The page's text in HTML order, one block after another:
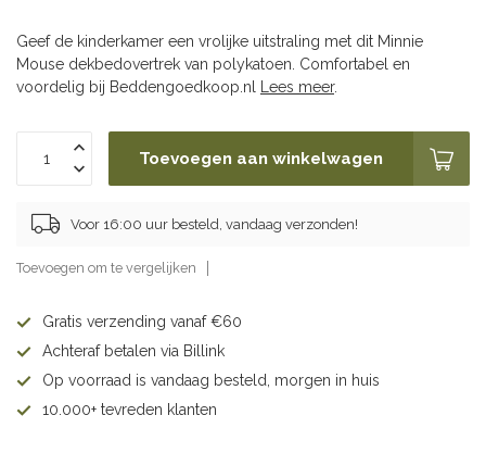
Geef de kinderkamer een vrolijke uitstraling met dit Minnie
Mouse dekbedovertrek van polykatoen. Comfortabel en
voordelig bij Beddengoedkoop.nl
Lees meer.
Toevoegen aan winkelwagen
Voor 16:00 uur besteld, vandaag verzonden!
Toevoegen om te vergelijken
Gratis verzending vanaf €60
Achteraf betalen via Billink
Op voorraad is vandaag besteld, morgen in huis
10.000+ tevreden klanten